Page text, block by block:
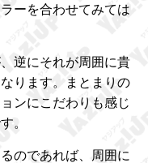
ーを合わせてみては
逆にそれが周囲に貴
ります。まとまりの
ンにこだわりも感じ
。
のであれば、周囲に